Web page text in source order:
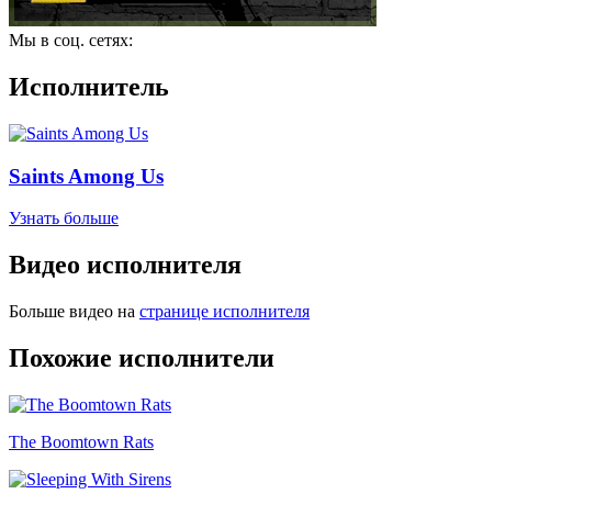
Мы в соц. сетях:
Исполнитель
Saints Among Us
Узнать больше
Видео исполнителя
Больше видео на странице исполнителя
Похожие исполнители
The Boomtown Rats